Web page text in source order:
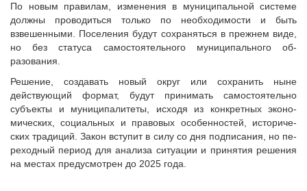
Новости ТОС
Лучшие практики ТОС
ЮРИДИЧЕСКИЙ СОВЕТ
Новости юридического совета
По новым правилам, изме­нения в муниципальной систе­ме
должны проводиться толь­ко по необходимости и быть
взвешенными. Поселения бу­дут сохраняться в прежнем виде,
но без статуса самосто­ятельного муниципального об­
разования.
Решение, создавать новый округ или сохранить ныне
действующий формат, будут принимать самостоятельно
субъекты и муниципалитеты, исходя из конкретных эконо­
мических, социальных и пра­вовых особенностей, историче­
ских традиций. Закон вступит в силу со дня подписания, но пе­
реходный период для анализа ситуации и принятия решения
на местах предусмотрен до 2025 года.